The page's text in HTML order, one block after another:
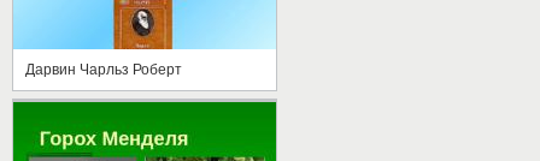
Дарвин Чарльз Роберт